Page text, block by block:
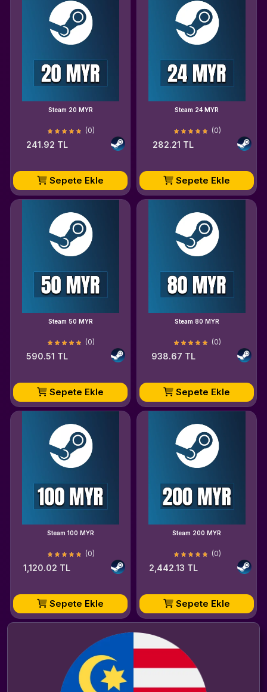
Steam 20 MYR
(0)
241.92 TL
Sepete Ekle
Steam 24 MYR
(0)
282.21 TL
Sepete Ekle
Steam 50 MYR
(0)
590.51 TL
Sepete Ekle
Steam 80 MYR
(0)
938.67 TL
Sepete Ekle
Steam 100 MYR
(0)
1,120.02 TL
Sepete Ekle
Steam 200 MYR
(0)
2,442.13 TL
Sepete Ekle